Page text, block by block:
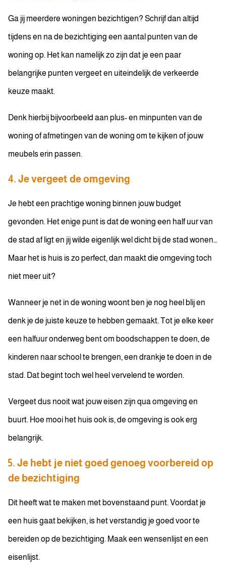
Ga jij meerdere woningen bezichtigen? Schrijf dan altijd
tijdens en na de bezichtiging een aantal punten van de
woning op. Het kan namelijk zo zijn dat je een paar
belangrijke punten vergeet en uiteindelijk de verkeerde
keuze maakt.
Denk hierbij bijvoorbeeld aan plus- en minpunten van de
woning of afmetingen van de woning om te kijken of jouw
meubels erin passen.
4. Je vergeet de omgeving
Je hebt een prachtige woning binnen jouw budget
gevonden. Het enige punt is dat de woning een half uur van
de stad af ligt en jij wilde eigenlijk wel dicht bij de stad wonen…
Maar het is huis is zo perfect, dan maakt die omgeving toch
niet meer uit?
Wanneer je net in de woning woont ben je nog heel blij en
denk je de juiste keuze te hebben gemaakt. Tot je elke keer
een halfuur onderweg bent om boodschappen te doen, de
kinderen naar school te brengen, een drankje te doen in de
stad. Dat begint toch wel heel vervelend te worden.
Vergeet dus nooit wat jouw eisen zijn qua omgeving en
buurt. Hoe mooi het huis ook is, de omgeving is ook erg
belangrijk.
5. Je hebt je niet goed genoeg voorbereid op
de bezichtiging
Dit heeft wat te maken met bovenstaand punt. Voordat je
een huis gaat bekijken, is het verstandig je goed voor te
bereiden op de bezichtiging. Maak een wensenlijst en een
eisenlijst.